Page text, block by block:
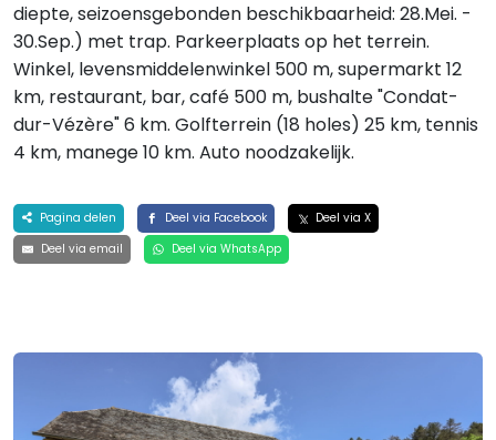
diepte, seizoensgebonden beschikbaarheid: 28.Mei. -
30.Sep.) met trap. Parkeerplaats op het terrein.
Winkel, levensmiddelenwinkel 500 m, supermarkt 12
km, restaurant, bar, café 500 m, bushalte "Condat-
dur-Vézère" 6 km. Golfterrein (18 holes) 25 km, tennis
4 km, manege 10 km. Auto noodzakelijk.
Pagina delen Deel via Facebook
Deel via X
Deel via email
Deel via WhatsApp